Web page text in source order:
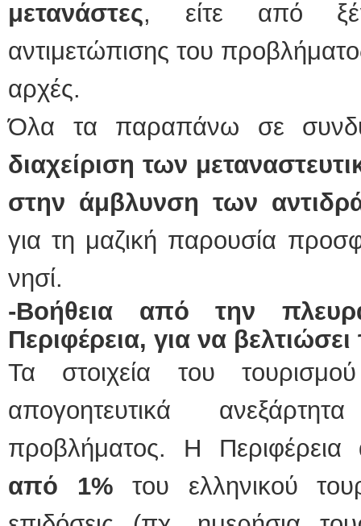
μετανάστες, είτε από
αντιμετώπισης του
αρχές.
Όλα τα παραπάνω σε
διαχείριση των
στην άμβλυνση των
για τη μαζική παρουσία
νησί.
-Βοήθεια από την
Περιφέρεια, για να
Τα στοιχεία του
απογοητευτικά
προβλήματος. Η Περιφέρεια
από 1% του ελληνικού